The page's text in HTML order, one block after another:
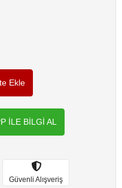
Ekle
İLE BİLGİ AL
Güvenli Alışveriş